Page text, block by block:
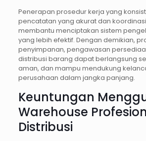
Penerapan prosedur kerja yang
pencatatan yang akurat dan
membantu menciptakan sistem
yang lebih efektif. Dengan demikian,
penyimpanan, pengawasan
distribusi barang dapat berlangsung
aman, dan mampu mendukung
perusahaan dalam jangka panjang.
Keuntungan
Warehouse
Distribusi